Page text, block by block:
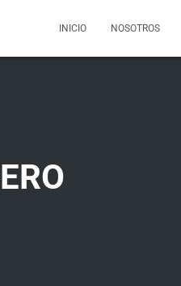
INICIO NOSOTROS